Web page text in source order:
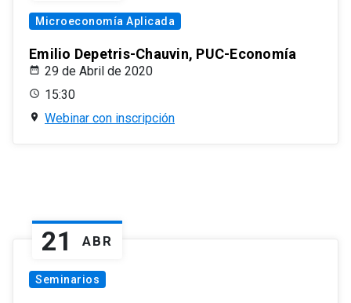
Microeconomía Aplicada
Emilio Depetris-Chauvin, PUC-Economía
29 de Abril de 2020
15:30
Webinar con inscripción
21 ABR
Seminarios